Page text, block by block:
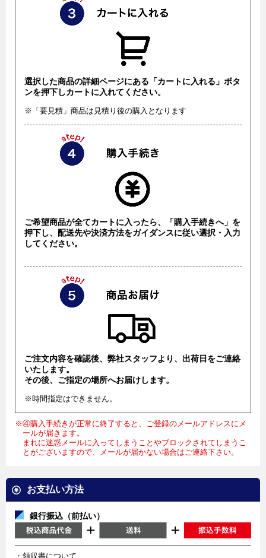
選択した商品の詳細ページにある「カートに入れる」ボタ
ンを押下しカートに入れてください。
※「要見積」商品は見積り後の購入となります
ご希望商品が全てカートに入ったら、「購入手続きへ」を
押下し、配送先や決済方法をガイダンスに従い選択・入力
してください。
ご注文内容を確認後、弊社スタッフより、出荷日をご連絡
いたします。
その後、ご指定の場所へお届けします。
※時間指定はできません。
※④購入手続きが正常に終了すると、ご登録のメールアドレスにメ
ールが届きます。
まれに迷惑メールに入ってしまうことやブロックされてしまうこ
とがございますので、メールが届かない場合はご連絡下さい。
お支払い方法
銀行振込（前払い）
・領収書について